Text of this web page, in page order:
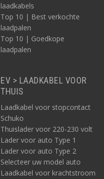
laadkabels
Top 10 | Best verkochte
laadpalen
Top 10 | Goedkope
laadpalen
EV > LAADKABEL VOOR
THUIS
Laadkabel voor stopcontact
Schuko
Thuislader voor 220-230 volt
Lader voor auto Type 1
Lader voor auto Type 2
Selecteer uw model auto
Laadkabel voor krachtstroom